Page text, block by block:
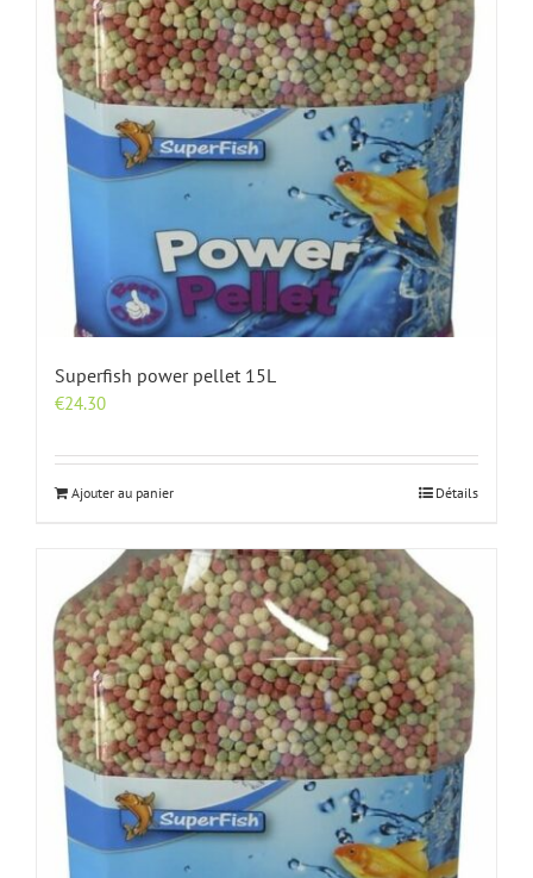
Superfish power pellet 15L
€24.30
Ajouter au panier Détails